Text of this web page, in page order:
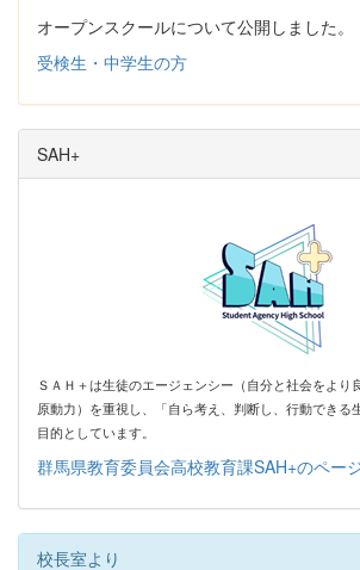
オープンスクールについて公開しました。
受検生・中学生の方
SAH+
ＳＡＨ＋は生徒のエージェンシー（自分と社会をより
原動力）を重視し、「自ら考え、判断し、行動できる
目的としています。
群馬県教育委員会高校教育課SAH+のペー
校長室より